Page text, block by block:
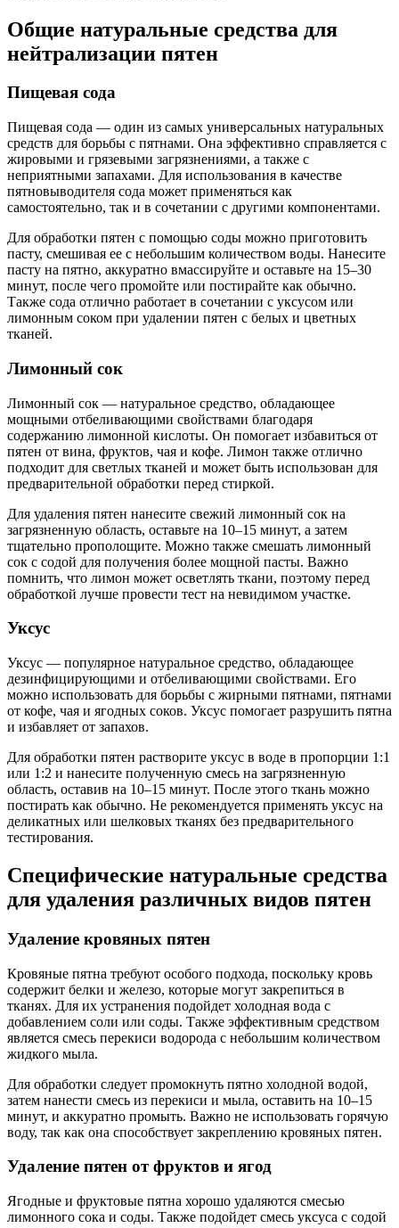
Общие натуральные средства для
нейтрализации пятен
Пищевая сода
Пищевая сода — один из самых универсальных натуральных
средств для борьбы с пятнами. Она эффективно справляется с
жировыми и грязевыми загрязнениями, а также с
неприятными запахами. Для использования в качестве
пятновыводителя сода может применяться как
самостоятельно, так и в сочетании с другими компонентами.
Для обработки пятен с помощью соды можно приготовить
пасту, смешивая ее с небольшим количеством воды. Нанесите
пасту на пятно, аккуратно вмассируйте и оставьте на 15–30
минут, после чего промойте или постирайте как обычно.
Также сода отлично работает в сочетании с уксусом или
лимонным соком при удалении пятен с белых и цветных
тканей.
Лимонный сок
Лимонный сок — натуральное средство, обладающее
мощными отбеливающими свойствами благодаря
содержанию лимонной кислоты. Он помогает избавиться от
пятен от вина, фруктов, чая и кофе. Лимон также отлично
подходит для светлых тканей и может быть использован для
предварительной обработки перед стиркой.
Для удаления пятен нанесите свежий лимонный сок на
загрязненную область, оставьте на 10–15 минут, а затем
тщательно прополощите. Можно также смешать лимонный
сок с содой для получения более мощной пасты. Важно
помнить, что лимон может осветлять ткани, поэтому перед
обработкой лучше провести тест на невидимом участке.
Уксус
Уксус — популярное натуральное средство, обладающее
дезинфицирующими и отбеливающими свойствами. Его
можно использовать для борьбы с жирными пятнами, пятнами
от кофе, чая и ягодных соков. Уксус помогает разрушить пятна
и избавляет от запахов.
Для обработки пятен растворите уксус в воде в пропорции 1:1
или 1:2 и нанесите полученную смесь на загрязненную
область, оставив на 10–15 минут. После этого ткань можно
постирать как обычно. Не рекомендуется применять уксус на
деликатных или шелковых тканях без предварительного
тестирования.
Специфические натуральные средства
для удаления различных видов пятен
Удаление кровяных пятен
Кровяные пятна требуют особого подхода, поскольку кровь
содержит белки и железо, которые могут закрепиться в
тканях. Для их устранения подойдет холодная вода с
добавлением соли или соды. Также эффективным средством
является смесь перекиси водорода с небольшим количеством
жидкого мыла.
Для обработки следует промокнуть пятно холодной водой,
затем нанести смесь из перекиси и мыла, оставить на 10–15
минут, и аккуратно промыть. Важно не использовать горячую
воду, так как она способствует закреплению кровяных пятен.
Удаление пятен от фруктов и ягод
Ягодные и фруктовые пятна хорошо удаляются смесью
лимонного сока и соды. Также подойдет смесь уксуса с содой